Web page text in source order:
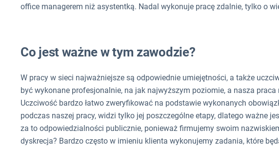
office managerem niż asystentką. Nadal wykonuje pracę zdalnie, tylko o
Co jest ważne w tym zawodzie?
W pracy w sieci najważniejsze są odpowiednie umiejętności, a także
być wykonane profesjonalnie, na jak najwyższym poziomie, a nasza
Uczciwość bardzo łatwo zweryfikować na podstawie wykonanych
podczas naszej pracy, widzi tylko jej poszczególne etapy, dlatego ważne
za to odpowiedzialności publicznie, ponieważ firmujemy swoim
dyskrecja? Bardzo często w imieniu klienta wykonujemy zadania, które